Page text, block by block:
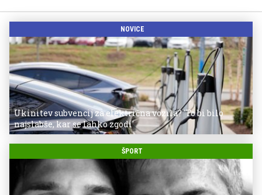
NOVICE
Ukinitev subvencij za električna vozila? 'To bi bilo
najslabše, kar se lahko zgodi'
ŠPORT